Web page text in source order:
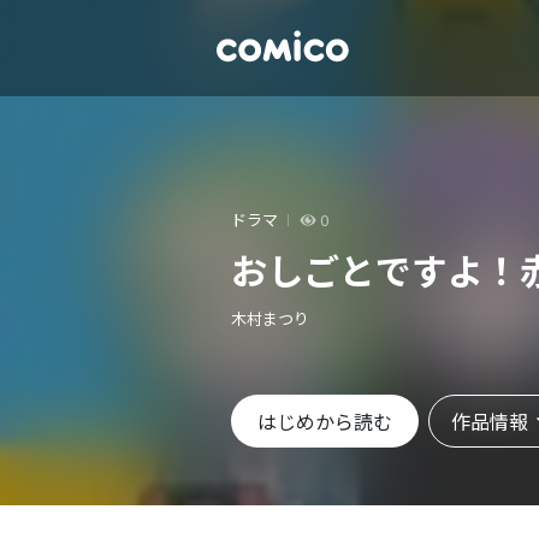
ドラマ 0
おしごとですよ！
木村まつり
はじめから読む 作品情報